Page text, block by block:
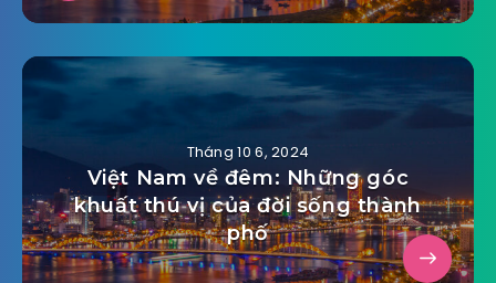
Tháng 10 6, 2024
Việt Nam về đêm: Những góc
khuất thú vị của đời sống thành
phố